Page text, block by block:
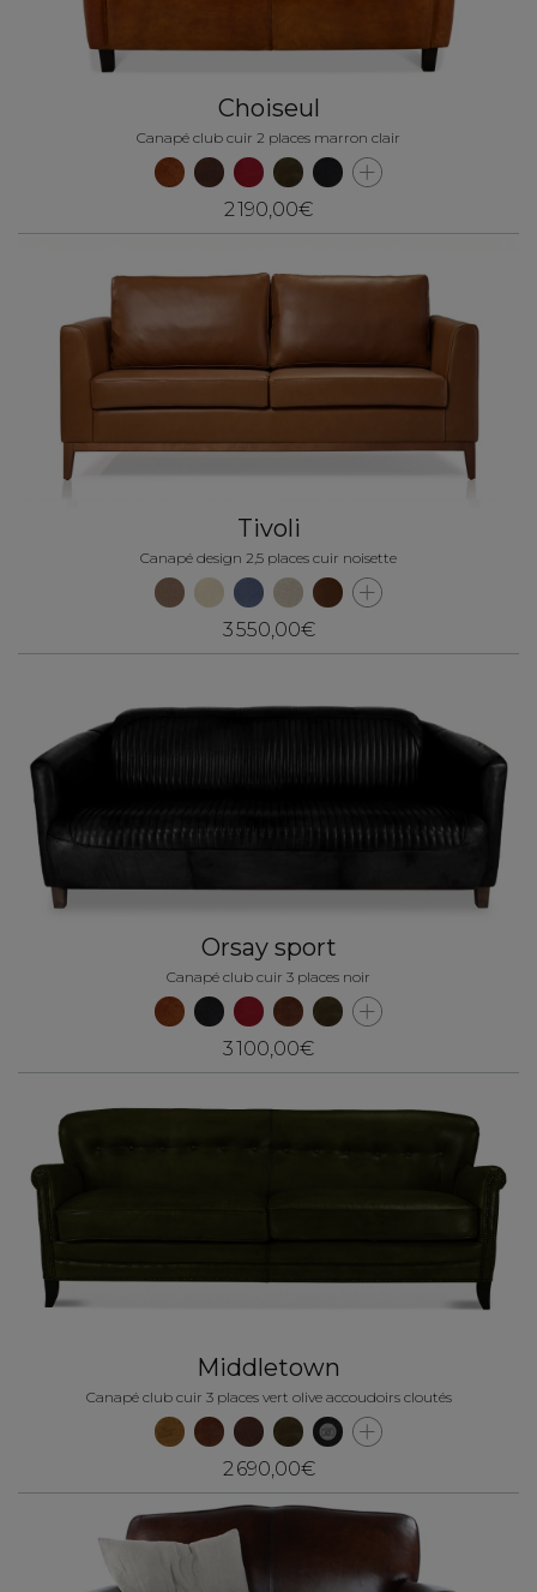
Choiseul
Canapé club cuir 2 places marron clair
2 190,00€
Tivoli
Canapé design 2,5 places cuir noisette
3 550,00€
Orsay sport
Canapé club cuir 3 places noir
3 100,00€
Middletown
Canapé club cuir 3 places vert olive accoudoirs cloutés
2 690,00€